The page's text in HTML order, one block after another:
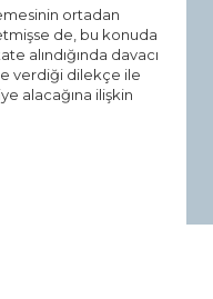
ortadan
de, bu konuda
alındığında davacı
verdiği dilekçe ile
alacağına ilişkin